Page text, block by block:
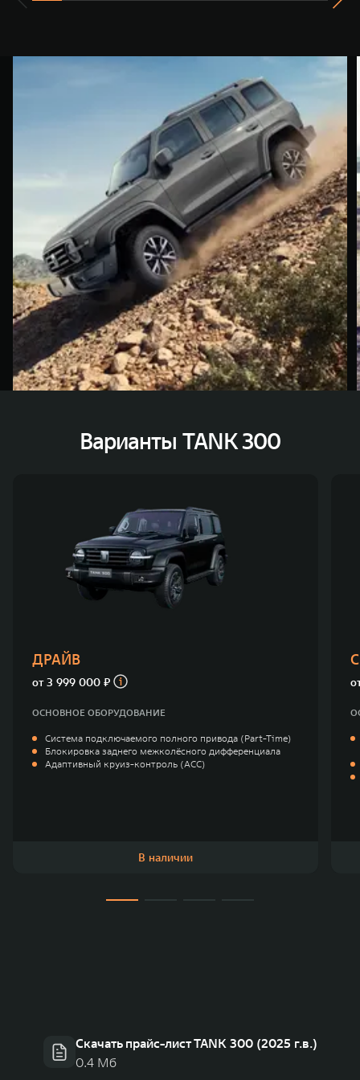
Варианты TANK 300
ДРАЙВ
от3 999 000 ₽
ОСНОВНОЕ ОБОРУДОВАНИЕ
Система подключаемого полного привода (Part-Time)
Блокировка заднего межколёсного дифференциала
Адаптивный круиз-контроль (ACC)
В наличии
Скачать прайс-лист TANK 300 (2025 г.в.)
0.4 Мб